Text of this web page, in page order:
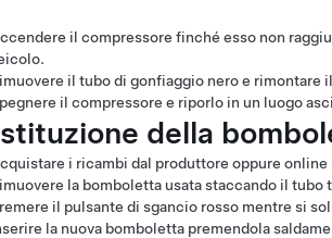
il compressore finché esso non
il tubo di gonfiaggio nero e rimontare
il compressore e riporlo in un luogo
della
i ricambi dal produttore oppure online
la bomboletta usata staccando il
il pulsante di sgancio rosso mentre si
la nuova bomboletta premendola